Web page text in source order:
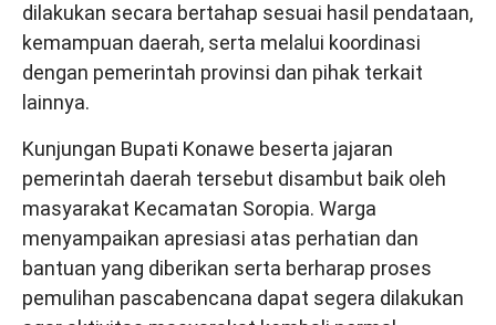
dilakukan secara bertahap sesuai hasil pendataan,
kemampuan daerah, serta melalui koordinasi
dengan pemerintah provinsi dan pihak terkait
lainnya.
Kunjungan Bupati Konawe beserta jajaran
pemerintah daerah tersebut disambut baik oleh
masyarakat Kecamatan Soropia. Warga
menyampaikan apresiasi atas perhatian dan
bantuan yang diberikan serta berharap proses
pemulihan pascabencana dapat segera dilakukan